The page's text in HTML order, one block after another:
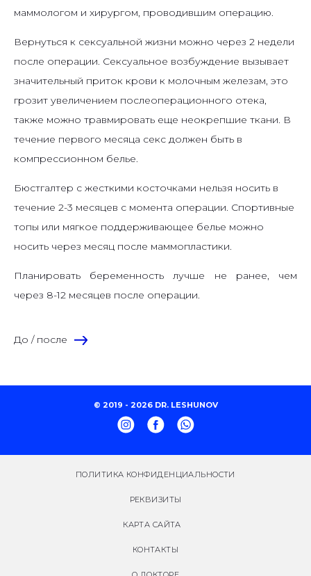
маммологом и хирургом, проводившим операцию.
Вернуться к сексуальной жизни можно через 2 недели
после операции. Сексуальное возбуждение вызывает
значительный приток крови к молочным железам, это
грозит увеличением послеоперационного отека,
также можно травмировать еще неокрепшие ткани. В
течение первого месяца секс должен быть в
компрессионном белье.
Бюстгалтер с жесткими косточками нельзя носить в
течение 2-3 месяцев с момента операции. Спортивные
топы или мягкое поддерживающее белье можно
носить через месяц после маммопластики.
Планировать беременность лучше не ранее, чем
через 8-12 месяцев после операции.
До / после
© 2019 - 2026 DR. LESHUNOV
ПОЛИТИКА КОНФИДЕНЦИАЛЬНОСТИ
РЕКВИЗИТЫ
КАРТА САЙТА
КОНТАКТЫ